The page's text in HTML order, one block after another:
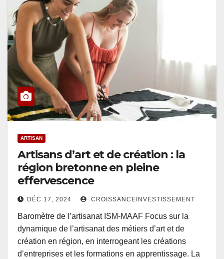
ARTISAN
Artisans d’art et de création : la
région bretonne en pleine
effervescence
DÉC 17, 2024 CROISSANCEINVESTISSEMENT
Baromètre de l’artisanat ISM-MAAF Focus sur la
dynamique de l’artisanat des métiers d’art et de
création en région, en interrogeant les créations
d’entreprises et les formations en apprentissage. La